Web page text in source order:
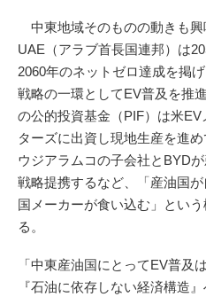
中東地域そのものの動きも興
UAE（アラブ首長国連邦）は
2060年のネットゼロ達成を掲
戦略の一環としてEV普及を推
の公的投資基金（PIF）は米
ターズに出資し現地生産を進
ウジアラムコの子会社とBYD
戦略提携するなど、「産油国
国メーカーが食い込む」とい
る。
「中東産油国にとってEV普及
『石油に依存しない経済構造